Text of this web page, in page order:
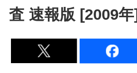
査 速報版 [2009年]